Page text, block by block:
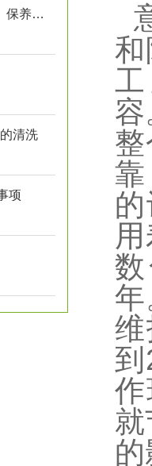
梅特勒-托利多pH电极的使用、保养与维护（图）
清洗
项